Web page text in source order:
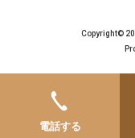
Copyright©
電話する